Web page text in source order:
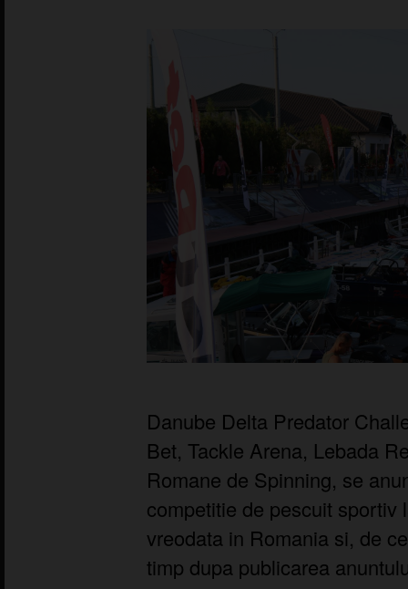
Danube Delta Predator
Bet, Tackle Arena, Lebada
Romane de Spinning, se
competitie de pescuit sportiv
vreodata in Romania si, de
timp dupa publicarea